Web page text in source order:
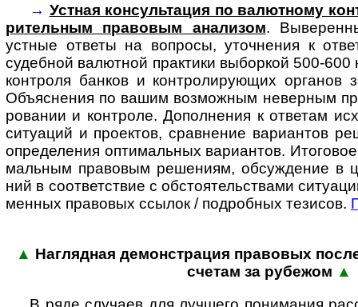
→ Устная консультация по валютному
ри­тель­ным пра­во­вым ана­лизом.
устные ответы на воп­росы, уточ­нения к
судеб­ной валют­ной прак­тики выбор­кой 500-­600
конт­роля бан­ков и конт­ро­ли­ру­ющих органов
Объяс­нения по вашим возмож­ным невер­ным
ро­вании и конт­роле. Допол­нения к отве­там
ситу­аций и проек­тов, срав­нение вари­антов
опре­де­ления опти­маль­ных вари­ан­тов.
маль­ным пра­вовым реше­ниям, обсуж­дение в
ний в соот­вет­ствие с обсто­я­тель­ствами
мен­ных право­вых ссылок / под­роб­ных тезисов.
▲ Наглядная демонстрация правовых
сче­там за рубежом ▲